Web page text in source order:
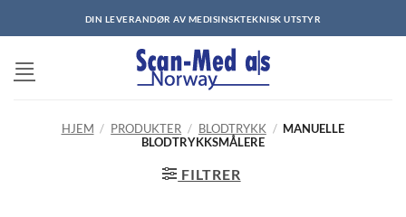
to
DIN LEVERANDØR AV MEDISINSKTEKNISK UTSTYR
HJEM / PRODUKTER / BLODTRYKK / MANUELLE
BLODTRYKKSMÅLERE
FILTRER